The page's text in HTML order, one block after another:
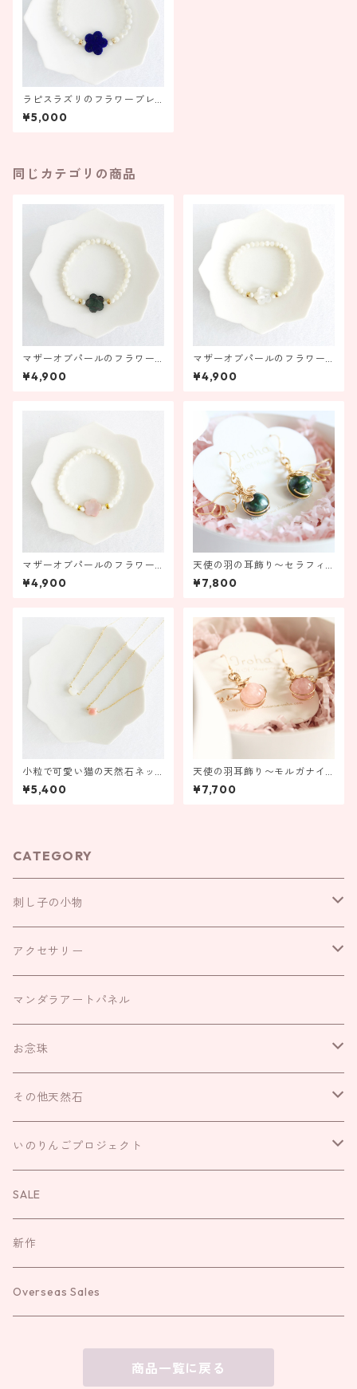
ラピスラズリのフラワーブレ
スレット【受注製作】
¥5,000
同じカテゴリの商品
マザーオブパールのフラワー
ブレスレット ブラック【受
注製作】
¥4,900
マザーオブパールのフラワー
ブレスレット ホワイト【受
注製作】
¥4,900
マザーオブパールのフラワー
ブレスレット ピンク 【受注
製作】
¥4,900
天使の羽の耳飾り〜セラフィ
ナイト〜【金具の変更ができ
ます！】
¥7,800
小粒で可愛い猫の天然石ネッ
クレス
¥5,400
天使の羽耳飾り〜モルガナイ
ト〜【金具の変更ができま
す！】
¥7,700
CATEGORY
刺し子の小物
お守り袋
お財布袋
がま口
巾着
キーリング
袱紗
アクセサリー
耳飾り
ネックレス
リング
ブレスレット
マンダラアートパネル
お念珠
IROHAのお念珠
いのりんごプロジェクト
お直し
その他天然石
さざれ
お守り
いのりんごプロジェクト
お念珠
SALE
新作
Overseas Sales
商品一覧に戻る